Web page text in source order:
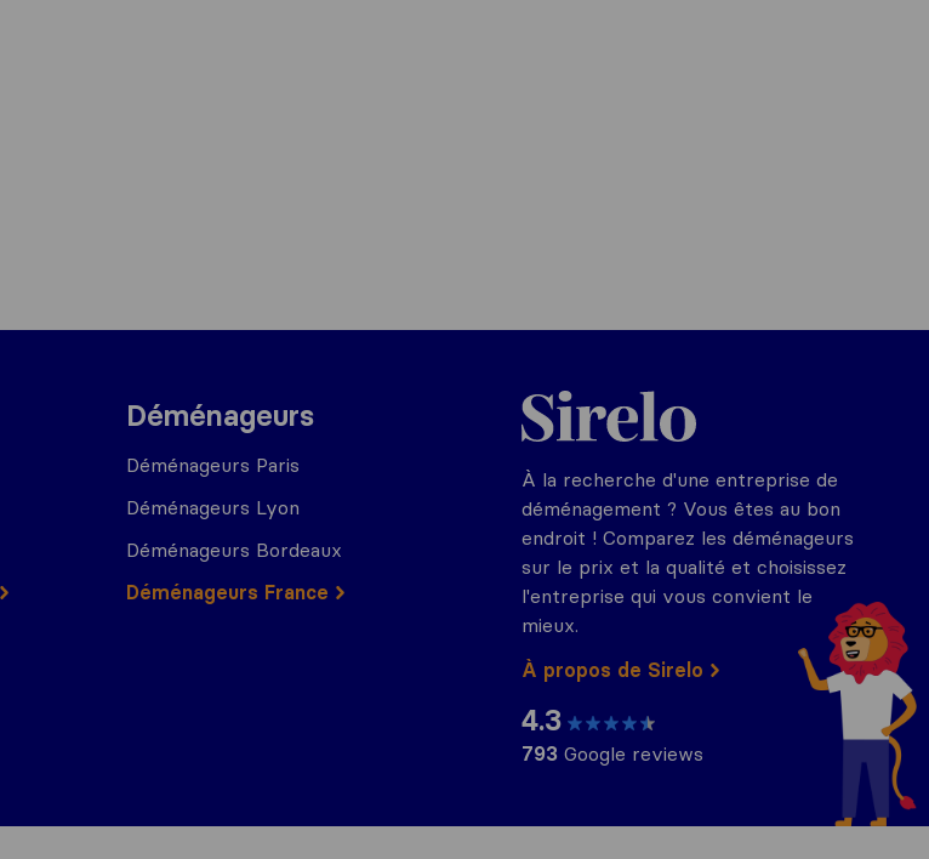
Déménageurs
Déménageurs Paris
Déménageurs Lyon
Déménageurs Bordeaux
Déménageurs France
Sirelo.fr
À la recherche d'une entreprise de
déménagement ? Vous êtes au bon
endroit ! Comparez les déménageurs
sur le prix et la qualité et choisissez
l'entreprise qui vous convient le
mieux.
À propos de Sirelo
4.3
793 Google reviews